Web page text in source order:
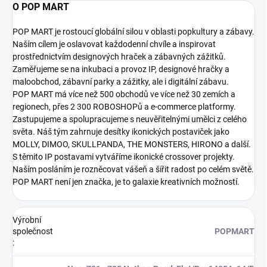
O POP MART
POP MART je rostoucí globální silou v oblasti popkultury a zábavy.
Naším cílem je oslavovat každodenní chvíle a inspirovat
prostřednictvím designových hraček a zábavných zážitků.
Zaměřujeme se na inkubaci a provoz IP, designové hračky a
maloobchod, zábavní parky a zážitky, ale i digitální zábavu.
POP MART má více než 500 obchodů ve více než 30 zemích a
regionech, přes 2 300 ROBOSHOPů a e-commerce platformy.
Zastupujeme a spolupracujeme s neuvěřitelnými umělci z celého
světa. Náš tým zahrnuje desítky ikonických postaviček jako
MOLLY, DIMOO, SKULLPANDA, THE MONSTERS, HIRONO a další.
S těmito IP postavami vytváříme ikonické crossover projekty.
Naším posláním je rozněcovat vášeň a šířit radost po celém světě.
POP MART není jen značka, je to galaxie kreativních možností.
Výrobní
společnost
:
POPMART